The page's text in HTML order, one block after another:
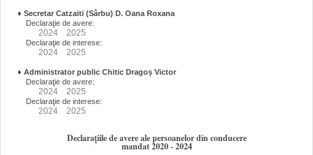
♦ Secretar Catzaiti (Sârbu) D. Oana Roxana
Declaraţie de avere:
2024 2025
Declaraţie de interese:
2024 2025
♦ Administrator public Chitic Dragoș Victor
Declaraţie de avere:
2024 2025
Declaraţie de interese:
2024 2025
Declarațiile de avere ale persoanelor din conducere
mandat 2020 - 2024